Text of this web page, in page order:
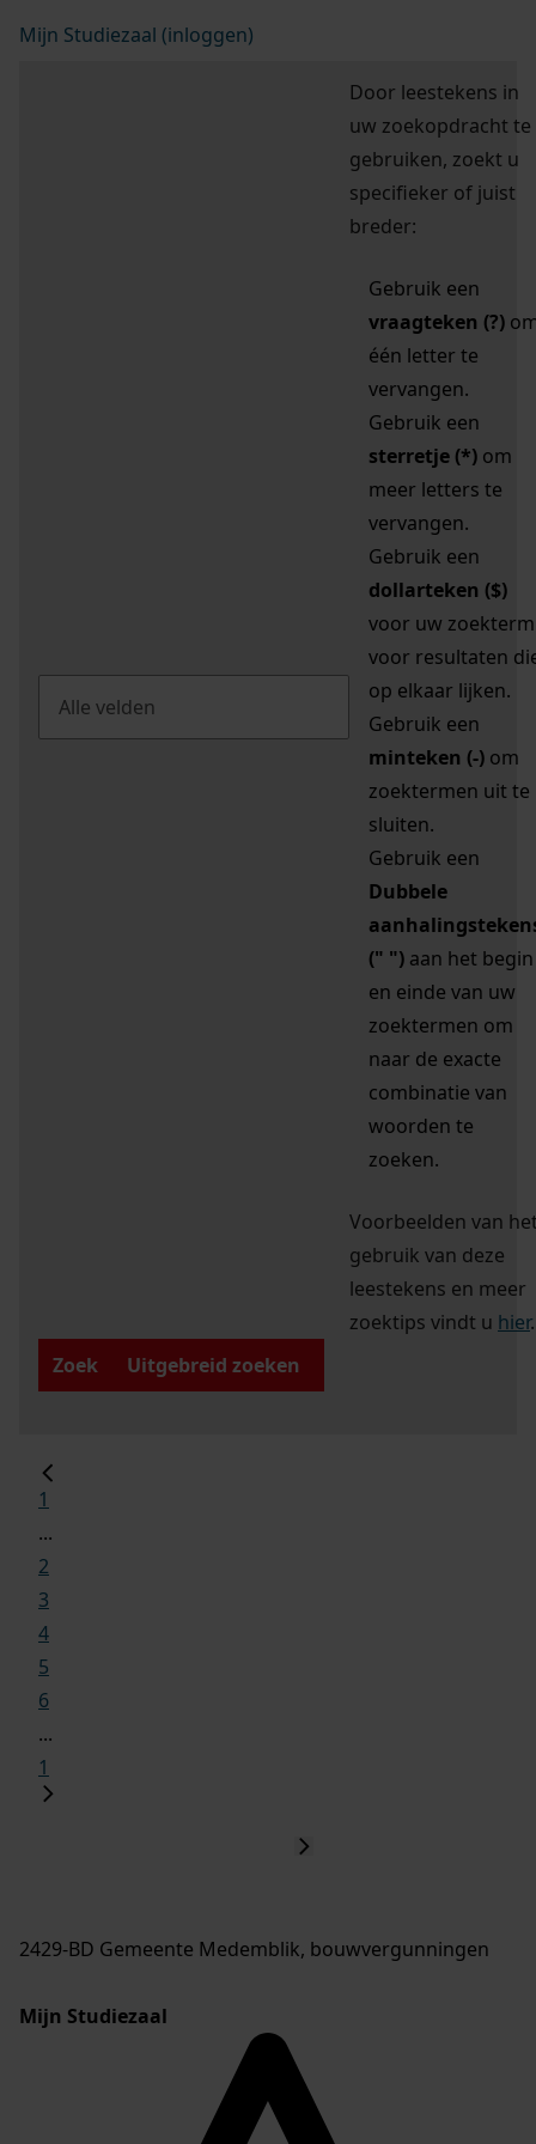
Mijn Studiezaal (inloggen)
Door leestekens in
uw zoekopdracht te
gebruiken, zoekt u
specifieker of juist
breder:
Gebruik een
vraagteken (?)
één letter te
vervangen.
Gebruik een
sterretje (*) om
meer letters te
vervangen.
Gebruik een
dollarteken ($)
voor uw zoekterm
voor resultaten
op elkaar lijken.
Gebruik een
minteken (-) om
zoektermen uit te
sluiten.
Gebruik een
Dubbele
(" ") aan het begin
en einde van uw
zoektermen om
naar de exacte
combinatie van
woorden te
zoeken.
Voorbeelden van
gebruik van deze
leestekens en meer
zoektips vindt u hier.
Zoek
Uitgebreid zoeken
1
...
2
3
4
5
6
...
1
2429-BD Gemeente Medemblik, bouwvergunningen
Mijn Studiezaal